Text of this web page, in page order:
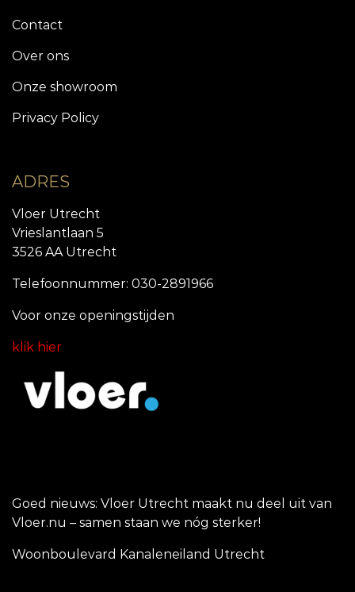
Contact
Over ons
Onze showroom
Privacy Policy
ADRES
Vloer Utrecht
Vrieslantlaan 5
3526 AA Utrecht
Telefoonnummer: 030-2891966
Voor onze openingstijden
klik hier
Goed nieuws: Vloer Utrecht maakt nu deel uit van
Vloer.nu – samen staan we nóg sterker!
Woonboulevard Kanaleneiland Utrecht